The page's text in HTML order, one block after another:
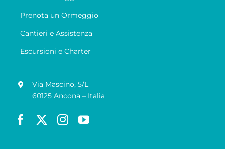
Prenota un Ormeggio
Cantieri e Assistenza
Escursioni e Charter
Via Mascino, 5/L
60125 Ancona – Italia